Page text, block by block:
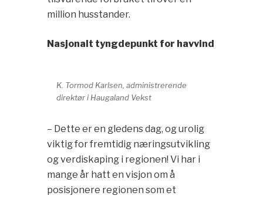
million husstander.
Nasjonalt tyngdepunkt for havvind
K. Tormod Karlsen, administrerende
direktør i Haugaland Vekst
– Dette er en gledens dag, og urolig
viktig for fremtidig næringsutvikling
og verdiskaping i regionen! Vi har i
mange år hatt en visjon om å
posisjonere regionen som et